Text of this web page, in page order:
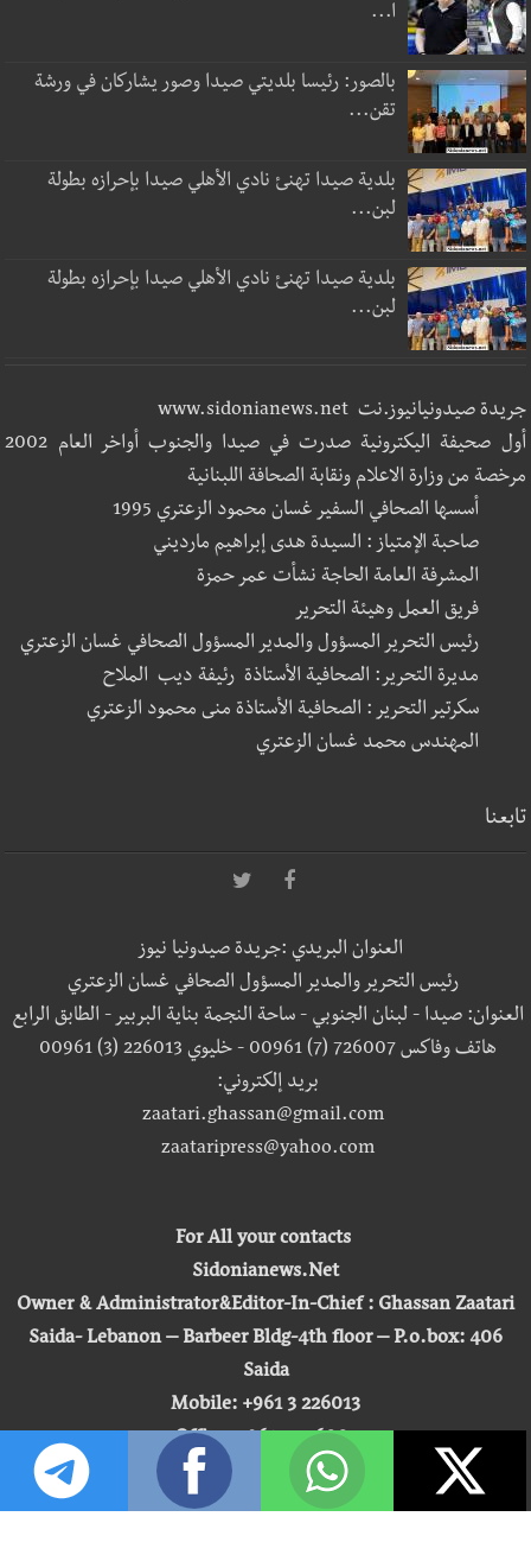
ا...
بالصور: رئيسا بلديتي صيدا وصور يشاركان في ورشة
تقن...
بلدية صيدا تهنئ نادي الأهلي صيدا بإحرازه بطولة
لبن...
بلدية صيدا تهنئ نادي الأهلي صيدا بإحرازه بطولة
لبن...
جريدة صيدونيانيوز.نت www.sidonianews.net
أول صحيفة اليكترونية صدرت في صيدا والجنوب أواخر العام 2002
مرخصة من وزارة الاعلام ونقابة الصحافة اللبنانية
أسسها الصحافي السفير غسان محمود الزعتري 1995
صاحبة الإمتياز : السيدة هدى إبراهيم مارديني
المشرفة العامة الحاجة نشأت عمر حمزة
فريق العمل وهيئة التحرير
رئيس التحرير المسؤول والمدير المسؤول الصحافي غسان الزعتري
مديرة التحرير: الصحافية الأستاذة رئيفة ديب الملاح
سكرتير التحرير : الصحافية الأستاذة منى محمود الزعتري
المهندس محمد غسان الزعتري
تابعنا
العنوان البريدي :جريدة صيدونيا نيوز
رئيس التحرير والمدير المسؤول الصحافي غسان الزعتري
العنوان: صيدا - لبنان الجنوبي - ساحة النجمة بناية البربير - الطابق الرابع
هاتف وفاكس 726007 (7) 00961 - خليوي 226013 (3) 00961
بريد إلكتروني:
zaatari.ghassan@gmail.com
zaataripress@yahoo.com
For All your contacts
Sidonianews.Net
Owner & Administrator&Editor-In-Chief : Ghassan Zaatari
Saida- Lebanon – Barbeer Bldg-4th floor – P.o.box: 406
Saida
Mobile: +961 3 226013
Office: +961 7 726007
zaatari.ghassan@gmail.com